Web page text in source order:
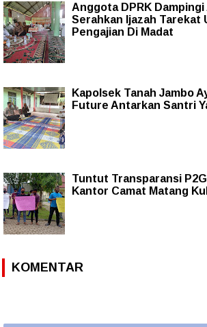
Anggota DPRK Dampingi
Serahkan Ijazah Tarekat
Pengajian Di Madat
Kapolsek Tanah Jambo
Future Antarkan Santri
Tuntut Transparansi
Kantor Camat Matang
KOMENTAR